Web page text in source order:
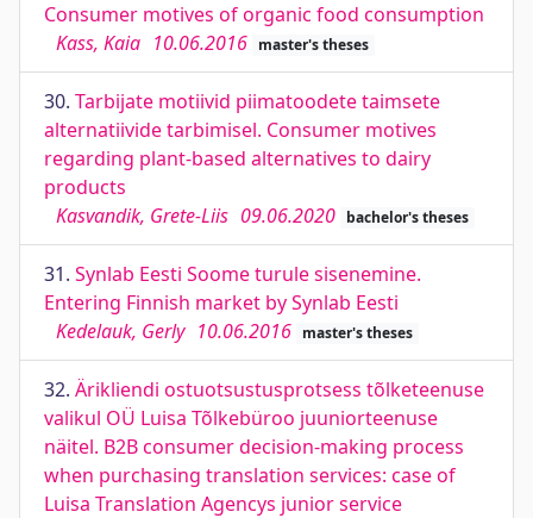
Consumer motives of organic food consumption
Kass, Kaia 10.06.2016 master's theses
30. Tarbijate motiivid piimatoodete taimsete
alternatiivide tarbimisel. Consumer motives
regarding plant-based alternatives to dairy
products
Kasvandik, Grete-Liis 09.06.2020 bachelor's theses
31. Synlab Eesti Soome turule sisenemine.
Entering Finnish market by Synlab Eesti
Kedelauk, Gerly 10.06.2016 master's theses
32. Ärikliendi ostuotsustusprotsess tõlketeenuse
valikul OÜ Luisa Tõlkebüroo juuniorteenuse
näitel. B2B consumer decision-making process
when purchasing translation services: case of
Luisa Translation Agencys junior service